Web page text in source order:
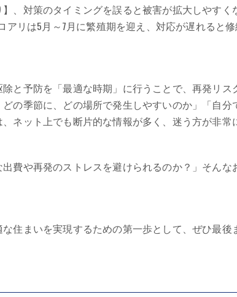
、対策のタイミングを誤ると被害が拡大しやすく
アリは5月～7月に繁殖期を迎え、対応が遅れると
と予防を「最適な時期」に行うことで、再発リス
の季節に、どの場所で発生しやすいのか」「自分
ネット上でも断片的な情報が多く、迷う方が非常
出費や再発のストレスを避けられるのか？」そん
住まいを実現するための第一歩として、ぜひ最後